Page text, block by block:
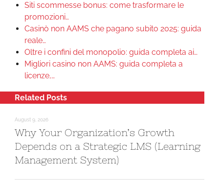
Siti scommesse bonus: come trasformare le
promozioni…
Casinò non AAMS che pagano subito 2025: guida
reale…
Oltre i confini del monopolio: guida completa ai…
Migliori casino non AAMS: guida completa a
licenze,…
Related Posts
August 9, 2026
Why Your Organization’s Growth
Depends on a Strategic LMS (Learning
Management System)